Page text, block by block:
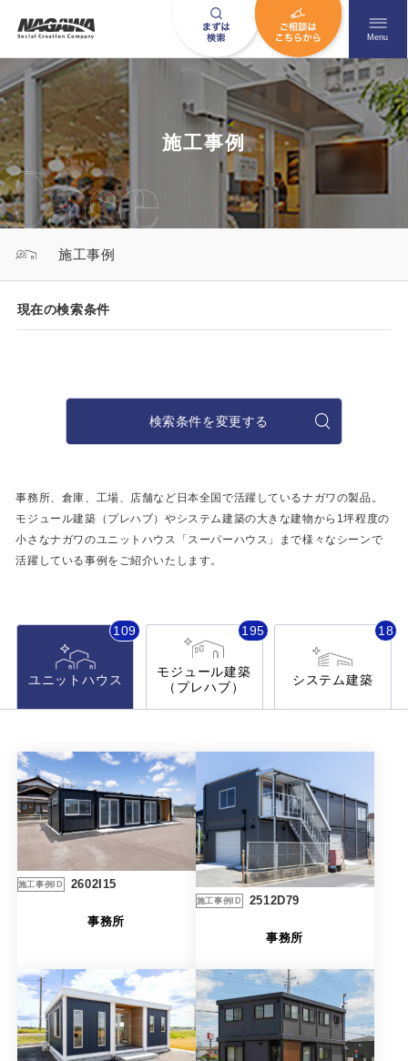
メニュ
Menu
お問い合わせはこちら
0120-09-9663
事務所・作業場
倉庫・工場
ガレージ・物置
勉強部屋・子供部屋
休憩室・喫煙室
中古品
製品特長と納入までの流れ
ユニットハウス
危険物保管庫
防災倉庫
施工事例
Webカタログ
会社概要
その他
お問い合わせ
ショッピングカート
利用規約
特定商取引法に基づく表記
映像集
施工事例
施工事例
現在の検索条件
検索条件を変更する
事務所、倉庫、工場、店舗など日本全国で活躍しているナガワの製品。
モジュール建築（プレハブ）やシステム建築の大きな建物から 1坪程度の
小さなナガワのユニットハウス「スーパーハウス」まで様々なシーンで
活躍している事例をご紹介いたします。
ユニットハウス
109
モジュール建築
（プレハブ）
195
システム建築
18
施工事例ID 2602I15
事務所
施工事例ID 2512D79
事務所